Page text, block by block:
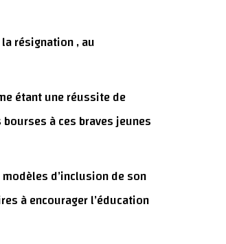
résignation , au
étant une réussite de
à ces braves jeunes
d’inclusion de son
à encourager l’éducation